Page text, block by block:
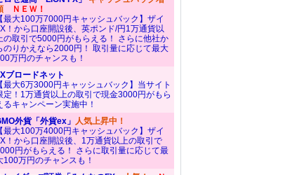
ＮＥＷ！
【最大100万7000円キャッシュバック】ザイ
！から口座開設後、英ポンド/円1万通貨以
の取引で5000円がもらえる！ さらに他社か
のりかえなら2000円！ 取引量に応じて最大
万円のチャンスも！
ブロードネット
【最大6万3000円キャッシュバック】当サイト
定！1万通貨以上の取引で現金3000円がもら
るキャンペーン実施中！
外貨「外貨ex」 人気上昇中！
【最大100万4000円キャッシュバック】ザイ
！から口座開設後、1万通貨以上の取引で
円がもらえる！ さらに取引量に応じて最
100万円のチャンスも！